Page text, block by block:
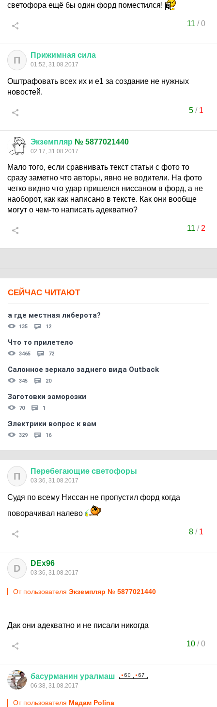
светофора ещё бы один форд поместился!
11 /0
П Прижимная сила
01:52, 31.08.2017
Оштрафовать всех их и е1 за создание не нужных
новостей.
5/ 1
Экземпляр № 5877021440
02:17, 31.08.2017
Мало того, если сравнивать текст статьи с фото то
сразу заметно что авторы, явно не водители. На фото
четко видно что удар пришелся ниссаном в форд, а не
наоборот, как как написано в тексте. Как они вообще
могут о чем-то написать адекватно?
11 / 2
СЕЙЧАС ЧИТАЮТ
а где местная либерота?
135 12
Что то прилетело
3465 72
Салонное зеркало заднего вида Outback
345 20
Заготовки заморозки
70 1
Электрики вопрос к вам
329 16
П Перебегающие светофоры
03:36, 31.08.2017
Судя по всему Ниссан не пропустил форд когда
поворачивал налево
8/ 1
D DEx96
03:36, 31.08.2017
От пользователя Экземпляр № 5877021440
Дак они адекватно и не писали никогда
10 /0
басурманин уралмаш
06:38, 31.08.2017
От пользователя Мадам Pоlina